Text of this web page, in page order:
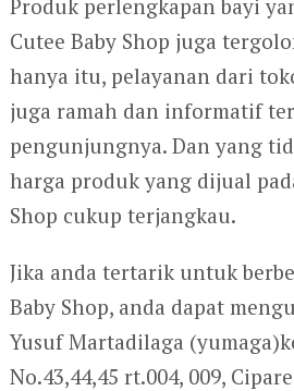
Produk perlengkapan bayi
Cutee Baby Shop juga
hanya itu, pelayanan dari
juga ramah dan informatif
pengunjungnya. Dan yang
harga produk yang dijual
Shop cukup terjangkau.
Jika anda tertarik untuk
Baby Shop, anda dapat
Yusuf Martadilaga
No.43,44,45 rt.004, 009,